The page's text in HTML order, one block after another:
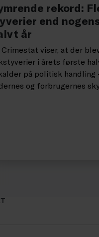
rekord:
end
år
Crimestat viser, at der
i årets første
på politisk handling
og forbrugernes